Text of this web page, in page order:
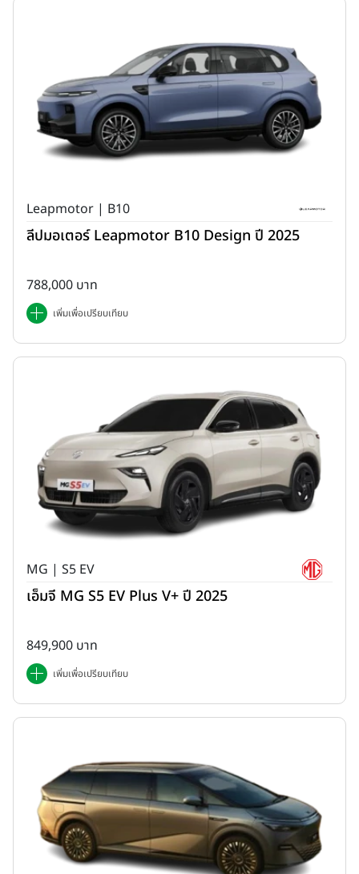
Leapmotor | B10
ลีปมอเตอร์ Leapmotor B10 Design ปี 2025
788,000 บาท
เพิ่มเพื่อเปรียบเทียบ
MG | S5 EV
เอ็มจี MG S5 EV Plus V+ ปี 2025
849,900 บาท
เพิ่มเพื่อเปรียบเทียบ